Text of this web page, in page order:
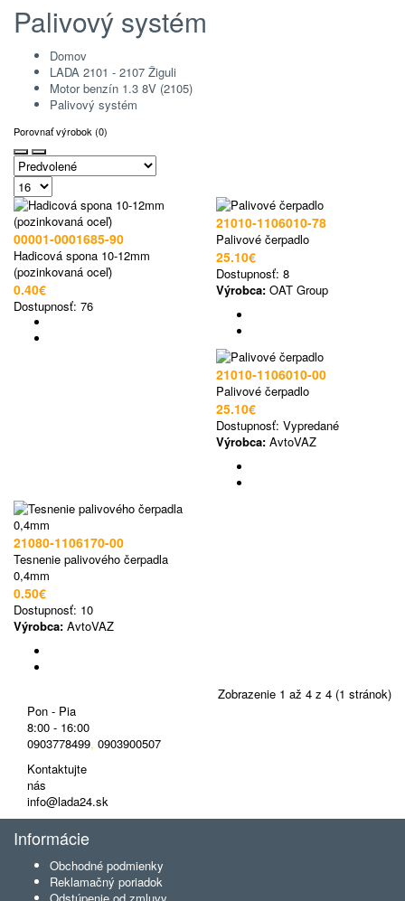
Palivový systém
Domov
LADA 2101 - 2107 Žiguli
Motor benzín 1.3 8V (2105)
Palivový systém
Porovnať výrobok (0)
00001-0001685-90
Hadicová spona 10-12mm
(pozinkovaná oceľ)
0.40€
Dostupnosť: 76
21010-1106010-78
Palivové čerpadlo
25.10€
Dostupnosť: 8
Výrobca: OAT Group
21010-1106010-00
Palivové čerpadlo
25.10€
Dostupnosť: Vypredané
Výrobca: AvtoVAZ
21080-1106170-00
Tesnenie palivového čerpadla
0,4mm
0.50€
Dostupnosť: 10
Výrobca: AvtoVAZ
Zobrazenie 1 až 4 z 4 (1 stránok)
Pon - Pia
8:00 - 16:00
0903778499, 0903900507
Kontaktujte
nás
info@lada24.sk
Informácie
Obchodné podmienky
Reklamačný poriadok
Odstúpenie od zmluvy